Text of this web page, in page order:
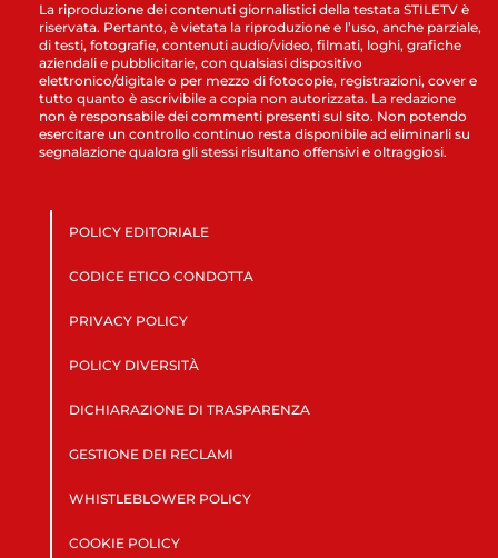
La riproduzione dei contenuti giornalistici della testata STILETV è
riservata. Pertanto, è vietata la riproduzione e l’uso, anche parziale,
di testi, fotografie, contenuti audio/video, filmati, loghi, grafiche
aziendali e pubblicitarie, con qualsiasi dispositivo
elettronico/digitale o per mezzo di fotocopie, registrazioni, cover e
tutto quanto è ascrivibile a copia non autorizzata. La redazione
non è responsabile dei commenti presenti sul sito. Non potendo
esercitare un controllo continuo resta disponibile ad eliminarli su
segnalazione qualora gli stessi risultano offensivi e oltraggiosi.
POLICY EDITORIALE
CODICE ETICO CONDOTTA
PRIVACY POLICY
POLICY DIVERSITÀ
DICHIARAZIONE DI TRASPARENZA
GESTIONE DEI RECLAMI
WHISTLEBLOWER POLICY
COOKIE POLICY